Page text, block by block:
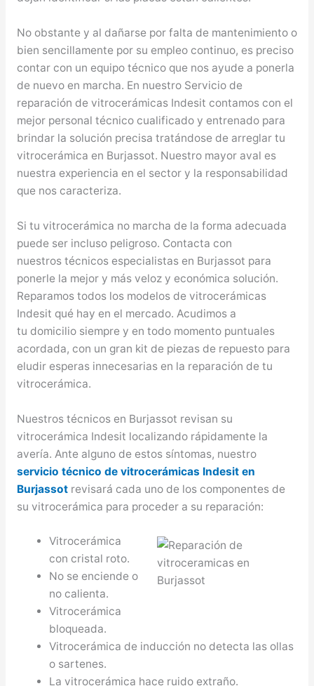
No obstante y al dañarse por falta de mantenimiento o
bien sencillamente por su empleo continuo, es preciso
contar con un equipo técnico que nos ayude a ponerla
de nuevo en marcha. En nuestro Servicio de
reparación de vitrocerámicas Indesit contamos con el
mejor personal técnico cualificado y entrenado para
brindar la solución precisa tratándose de arreglar tu
vitrocerámica en Burjassot. Nuestro mayor aval es
nuestra experiencia en el sector y la responsabilidad
que nos caracteriza.
Si tu vitrocerámica no marcha de la forma adecuada
puede ser incluso peligroso. Contacta con
nuestros técnicos especialistas en Burjassot para
ponerle la mejor y más veloz y económica solución.
Reparamos todos los modelos de vitrocerámicas
Indesit qué hay en el mercado. Acudimos a
tu domicilio siempre y en todo momento puntuales
acordada, con un gran kit de piezas de repuesto para
eludir esperas innecesarias en la reparación de tu
vitrocerámica.
Nuestros técnicos en Burjassot revisan su
vitrocerámica Indesit localizando rápidamente la
avería. Ante alguno de estos síntomas, nuestro
servicio técnico de vitrocerámicas Indesit en
Burjassotrevisará cada uno de los componentes de
su vitrocerámica para proceder a su reparación:
Vitrocerámica
con cristal roto.
No se enciende o
no calienta.
Vitrocerámica
bloqueada.
Vitrocerámica de inducción no detecta las ollas
o sartenes.
La vitrocerámica hace ruido extraño.